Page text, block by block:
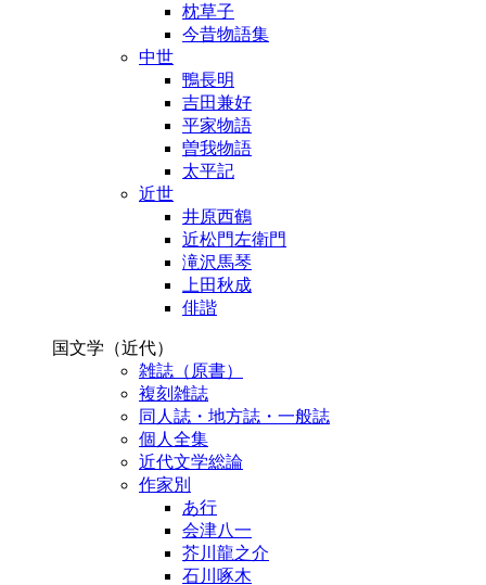
枕草子
今昔物語集
中世
鴨長明
吉田兼好
平家物語
曽我物語
太平記
近世
井原西鶴
近松門左衛門
滝沢馬琴
上田秋成
俳諧
国文学（近代）
雑誌（原書）
複刻雑誌
同人誌・地方誌・一般誌
個人全集
近代文学総論
作家別
あ行
会津八一
芥川龍之介
石川啄木